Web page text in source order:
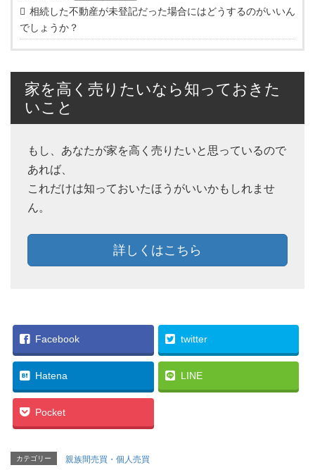
相続した不動産が未登記だった場合にはどうするのがいいん
でしょうか？
家を高く売りたいなら知っておきた
いこと
もし、あなたが家を高く売りたいと思っているので
あれば、
これだけは知っておいたほうがいいかもしれませ
ん。
詳しくはこちら
Facebook twitter
Hatena LINE
Pocket
カテゴリー 親族間売買・個人売買